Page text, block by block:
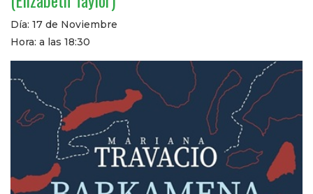
Día: 17 de Noviembre
Hora: a las 18:30